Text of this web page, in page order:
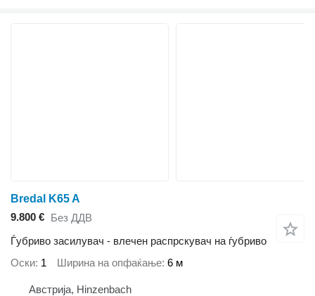
Bredal K65 A
9.800 € Без ДДВ
Ѓубриво засилувач - влечен распрскувач на ѓубриво
Оски 1 Ширина на опфаќање 6 м
Австрија, Hinzenbach